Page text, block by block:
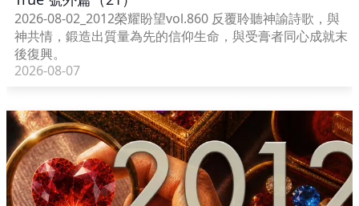
2026-08-02_2012榮耀盼望vol.860 反覆聆聽神諭詩歌，與
神共情，鍛造出質量為先的信仰生命，與受膏者同心成就末
後復興。
2026-08-07